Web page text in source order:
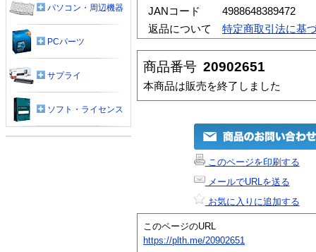
JANコード
4988648389472
返品について
特定商取引法に基
商品番号 20902651
本商品は販売を終了しました
このページを印刷する
メールでURLを送る
お気に入りに追加する
このページのURL
https://plth.me/20902651
パソコン・周辺機器
PCパーツ
サプライ
ソフト・ライセンス